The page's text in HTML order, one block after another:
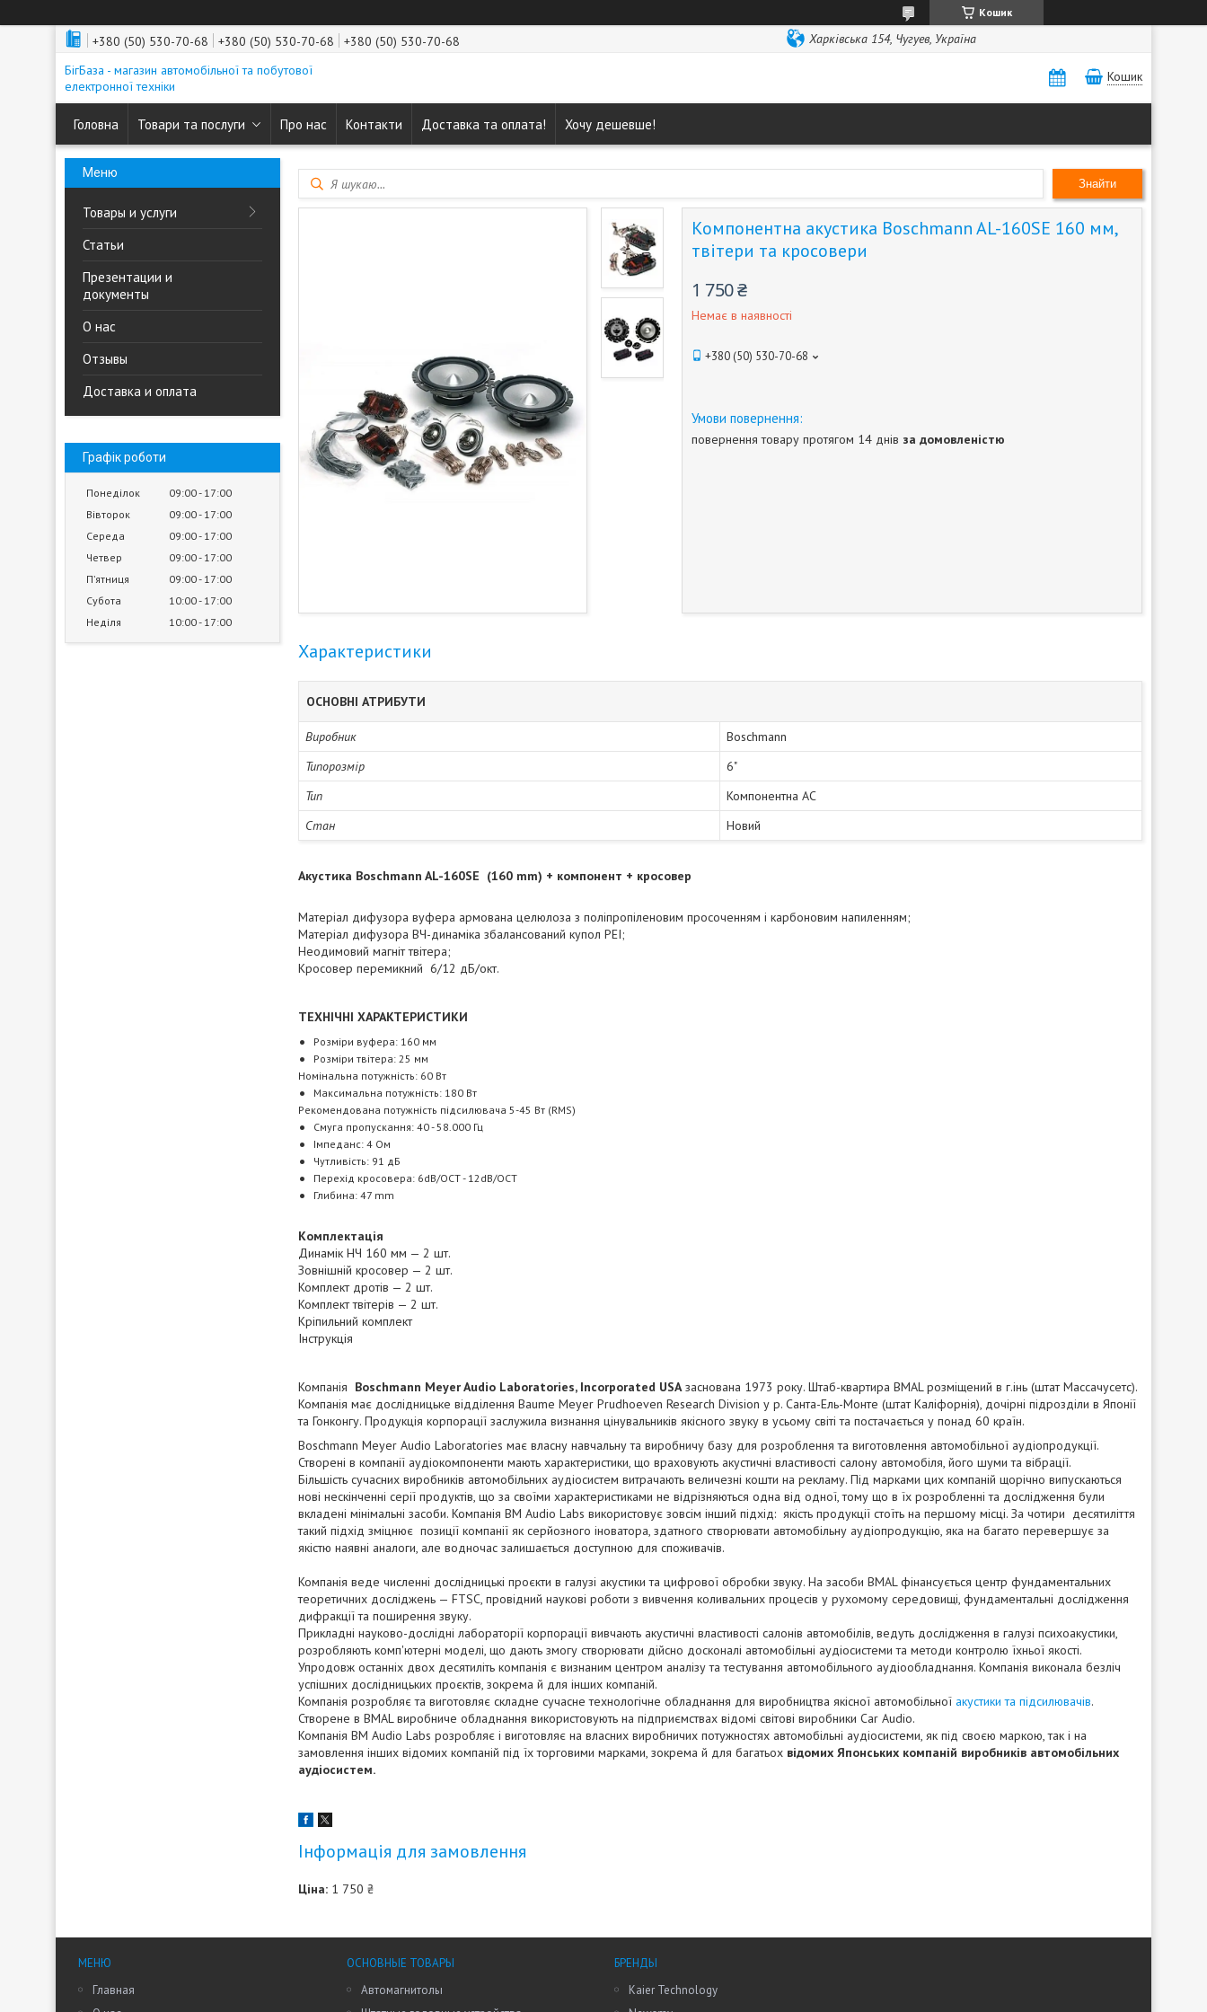
Кошик
+380 (50) 530-70-68 +380 (50) 530-70-68 +380 (50) 530-70-68
Харківська 154, Чугуев, Україна
БігБаза - магазин автомобільної та побутової
електронної техніки
Кошик
Головна Товари та послуги Про нас Контакти Доставка та оплата! Хочу дешевше!
Товары и услуги
Статьи
Презентации и
документы
О нас
Отзывы
Доставка и оплата
Графік роботи
Понеділок 09:00 17:00
Вівторок
09:00 17:00
Середа
09:00 17:00
Четвер
09:00 17:00
Пʼятниця
09:00 17:00
Субота
10:00 17:00
Неділя
10:00 17:00
Знайти
Компонентна акустика Boschmann AL-160SE 160 мм,
твітери та кросовери
1 750 ₴
Немає в наявності
+380 (50) 530-70-68
повернення товару протягом 14 днів за домовленістю
Характеристики
ОСНОВНІ АТРИБУТИ
Виробник
Boschmann
Типорозмір
6"
Тип
Компонентна АС
Стан
Новий
Акустика Boschmann AL-160SE (160 mm) + компонент + кросовер
Матеріал дифузора вуфера армована целюлоза з поліпропіленовим просоченням і карбоновим напиленням;
Матеріал дифузора ВЧ-динаміка збалансований купол PEI;
Неодимовий магніт твітера;
Кросовер перемикний 6/12 дБ/окт.
ТЕХНІЧНІ ХАРАКТЕРИСТИКИ
Розміри вуфера: 160 мм
Розміри твітера: 25 мм
Номінальна потужність: 60 Вт
Максимальна потужність: 180 Вт
Рекомендована потужність підсилювача 5-45 Вт (RMS)
Смуга пропускання: 40 - 58.000 Гц
Імпеданс: 4 Ом
Чутливість: 91 дБ
Перехід кросовера: 6dB/OCT - 12dB/OCT
Глибина: 47 mm
Комплектація
Динамік НЧ 160 мм — 2 шт.
Зовнішній кросовер — 2 шт.
Комплект дротів — 2 шт.
Комплект твітерів — 2 шт.
Кріпильний комплект
Інструкція
Компанія Boschmann Meyer Audio Laboratories, Incorporated USAзаснована 1973 року. Штаб-квартира BMAL розміщений в г.інь (штат Массачусетс).
Компанія має дослідницьке відділення Baume Meyer Prudhoeven Research Division у р. Санта-Ель-Монте (штат Каліфорнія), дочірні підрозділи в Японії
та Гонконгу. Продукція корпорації заслужила визнання цінувальників якісного звуку в усьому світі та постачається у понад 60 країн.
Boschmann Meyer Audio Laboratories має власну навчальну та виробничу базу для розроблення та виготовлення автомобільної аудіопродукції.
Створені в компанії аудіокомпоненти мають характеристики, що враховують акустичні властивості салону автомобіля, його шуми та вібрації.
Більшість сучасних виробників автомобільних аудіосистем витрачають величезні кошти на рекламу. Під марками цих компаній щорічно випускаються
нові нескінченні серії продуктів, що за своїми характеристиками не відрізняються одна від одної, тому що в їх розробленні та дослідження були
вкладені мінімальні засоби. Компанія BM Audio Labs використовує зовсім інший підхід: якість продукції стоїть на першому місці. За чотири десятиліття
такий підхід зміцнює позиції компанії як серйозного іноватора, здатного створювати автомобільну аудіопродукцію, яка на багато перевершує за
якістю наявні аналоги, але водночас залишається доступною для споживачів.
Компанія веде численні дослідницькі проєкти в галузі акустики та цифрової обробки звуку. На засоби BMAL фінансується центр фундаментальних
теоретичних досліджень — FTSC, провідний наукові роботи з вивчення коливальних процесів у рухомому середовищі, фундаментальні дослідження
дифракції та поширення звуку.
Прикладні науково-дослідні лабораторії корпорації вивчають акустичні властивості салонів автомобілів, ведуть дослідження в галузі психоакустики,
розробляють комп'ютерні моделі, що дають змогу створювати дійсно досконалі автомобільні аудіосистеми та методи контролю їхньої якості.
Упродовж останніх двох десятиліть компанія є визнаним центром аналізу та тестування автомобільного аудіообладнання. Компанія виконала безліч
успішних дослідницьких проєктів, зокрема й для інших компаній.
Компанія розробляє та виготовляє складне сучасне технологічне обладнання для виробництва якісної автомобільної акустики та підсилювачів.
Створене в BMAL виробниче обладнання використовують на підприємствах відомі світові виробники Car Audio.
Компанія ВМ Audio Labs розробляє і виготовляє на власних виробничих потужностях автомобільні аудіосистеми, як під своєю маркою, так і на
замовлення інших відомих компаній під їх торговими марками, зокрема й для багатьох відомих Японських компаній виробників автомобільних
аудіосистем.
Інформація для замовлення
Ціна: 1 750 ₴
МЕНЮ
Главная
ОСНОВНЫЕ ТОВАРЫ
Автомагнитолы
БРЕНДЫ
Kaier Technology